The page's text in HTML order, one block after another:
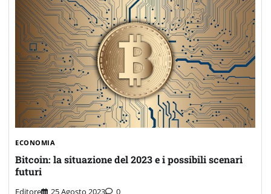
ECONOMIA
Bitcoin: la situazione del 2023 e i possibili scenari
futuri
Editore 25 Agosto 2023 0